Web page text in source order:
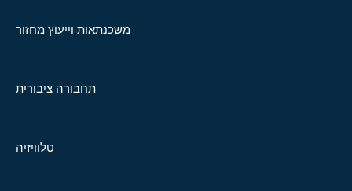
משכנתאות וייעוץ מחזור
תחבורה ציבורית
טלוויזיה